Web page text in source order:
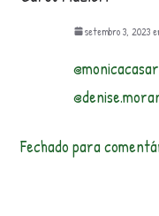
setembro 3, 2023
Fechado para